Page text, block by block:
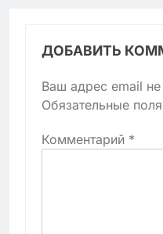
ДОБАВИТЬ
Ваш адрес email
Обязательные
Комментарий *